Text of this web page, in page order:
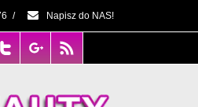
/ Napisz do NAS!